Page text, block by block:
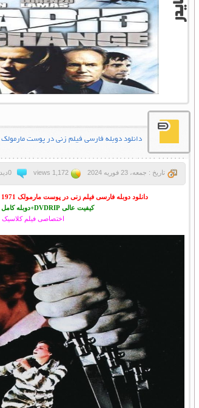
دانلود دوبله فارسی فیلم زنی در پوست مارمولک A Lizard in a Woman’s Skin 1971
تاریخ : جمعه، 23 فوریه 2024 1,172 views 0دیدگاه
دانلود دوبله فارسی فیلم زنی در پوست مارمولک A Lizard in a Woman’s Skin 1971
کیفیت عالی DVDRIP+دوبله کامل صدای ریل
اختصاصی فیلم کلاسیک